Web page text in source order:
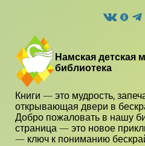
Намская детская
библиотека
Книги — это мудрость,
открывающая двери в
Добро пожаловать в нашу
страница — это новое
— ключ к пониманию